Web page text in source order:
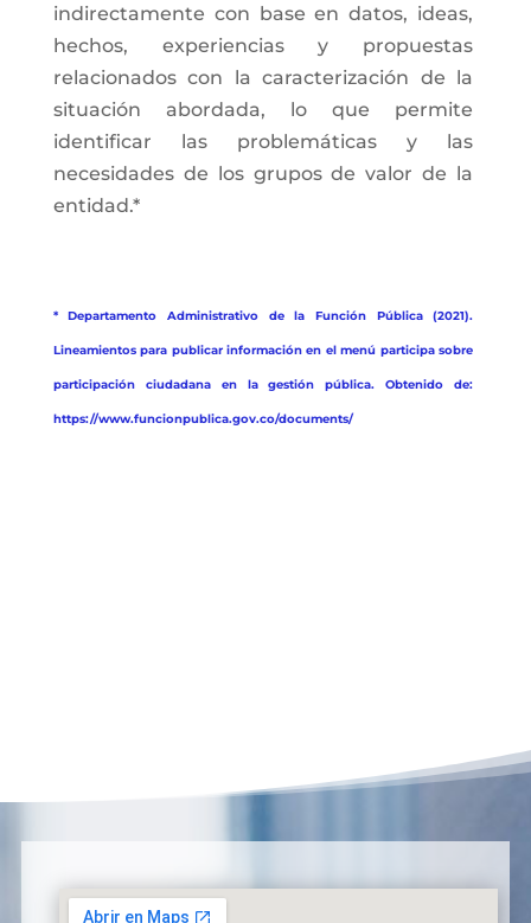
indirectamente con base en datos, ideas,
hechos, experiencias y propuestas
relacionados con la caracterización de la
situación abordada, lo que permite
identificar las problemáticas y las
necesidades de los grupos de valor de la
entidad.*
* Departamento Administrativo de la Función Pública (2021).
Lineamientos para publicar información en el menú participa sobre
participación ciudadana en la gestión pública. Obtenido de:
https://www.funcionpublica.gov.co/documents/